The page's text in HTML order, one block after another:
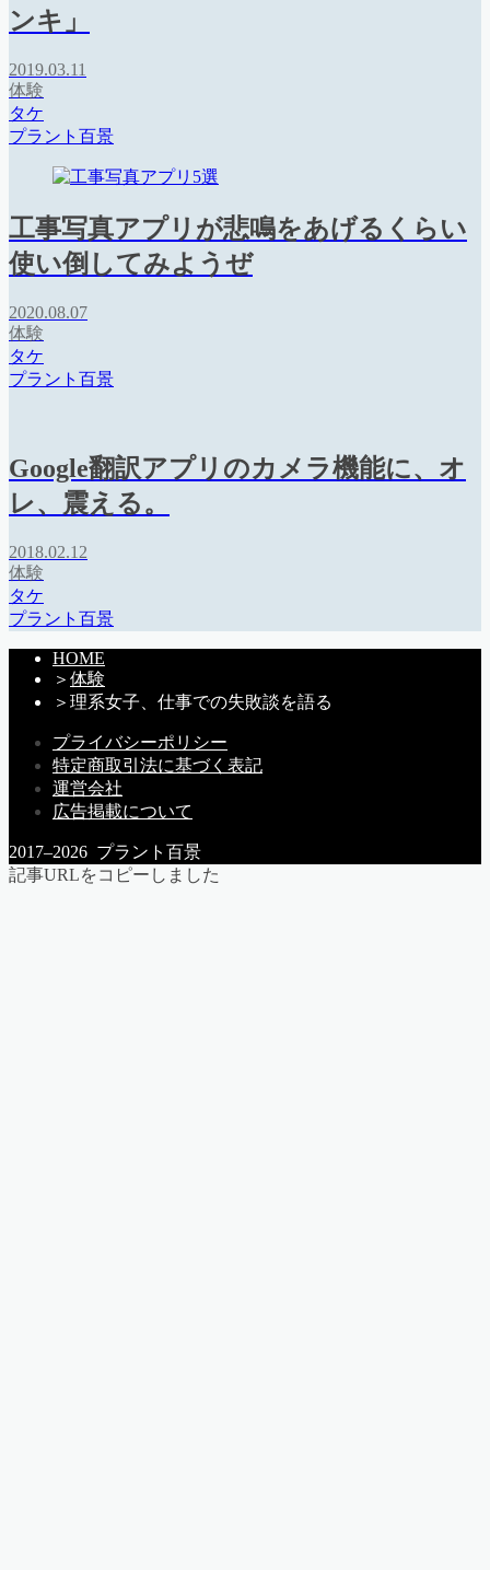
ンキ」
2019.03.11
体験
タケ
プラント百景
工事写真アプリが悲鳴をあげるくらい
使い倒してみようぜ
2020.08.07
体験
タケ
プラント百景
Google翻訳アプリのカメラ機能に、オ
レ、震える。
2018.02.12
体験
タケ
プラント百景
HOME
＞ 体験
＞ 理系女子、仕事での失敗談を語る
プライバシーポリシー
特定商取引法に基づく表記
運営会社
広告掲載について
2017–2026 プラント百景
記事URLをコピーしました